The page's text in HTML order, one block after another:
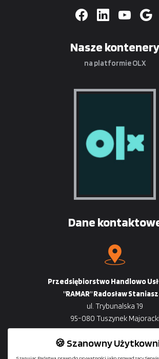
Nasze kontenery
na platformie OLX
Dane
Przedsiębiorstwo Handlowo
"RAMAR" Radosław
ul. Trybunalska 19
95-080 Tuszynek Majoracki
🍪 Szanowny